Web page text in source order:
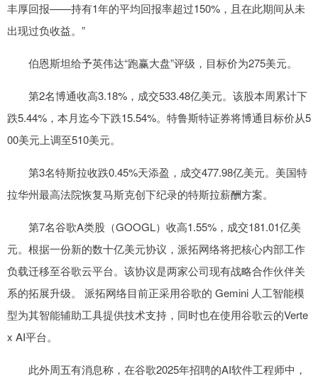
丰厚回报——持有1年的平均回报率超过150%，且在此期间从未
出现过负收益。”
伯恩斯坦给予英伟达“跑赢大盘”评级，目标价为275美元。
第2名博通收高3.18%，成交533.48亿美元。该股本周累计下
跌5.44%，本月迄今下跌15.54%。特鲁斯特证券将博通目标价从5
00美元上调至510美元。
第3名特斯拉收跌0.45%天添盈，成交477.98亿美元。美国特
拉华州最高法院恢复马斯克创下纪录的特斯拉薪酬方案。
第7名谷歌A类股（GOOGL）收高1.55%，成交181.01亿美
元。根据一份新的数十亿美元协议，派拓网络将把核心内部工作
负载迁移至谷歌云平台。该协议是两家公司现有战略合作伙伴关
系的拓展升级。 派拓网络目前正采用谷歌的 Gemini 人工智能模
型为其智能辅助工具提供技术支持，同时也在使用谷歌云的Verte
x AI平台。
此外周五有消息称，在谷歌2025年招聘的AI软件工程师中，